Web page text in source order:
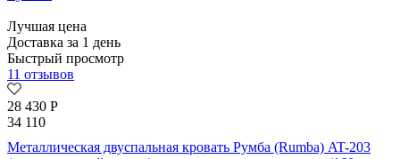
Лучшая цена
Доставка за 1 день
Быстрый просмотр
11 отзывов
28 430 Р
34 110
Металлическая двуспальная кровать Румба (Rumba) AT-203